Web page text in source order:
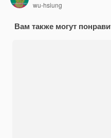
wu-hsiung
Вам также могут